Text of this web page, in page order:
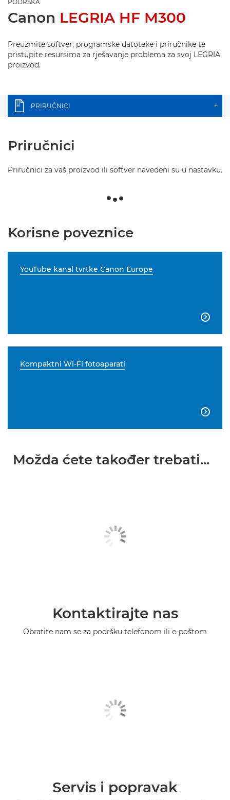
PODRŠKA
Canon LEGRIA HF M300
Preuzmite softver, programske datoteke i priručnike te
pristupite resursima za rješavanje problema za svoj LEGRIA
proizvod.
PRIRUČNICI +
Priručnici
Priručnici za vaš proizvod ili softver navedeni su u nastavku.
Korisne poveznice
YouTube kanal tvrtke Canon Europe

Kompaktni Wi-Fi fotoaparati

Možda ćete također trebati...
Kontaktirajte nas
Obratite nam se za podršku telefonom ili e-poštom
Servis i popravak